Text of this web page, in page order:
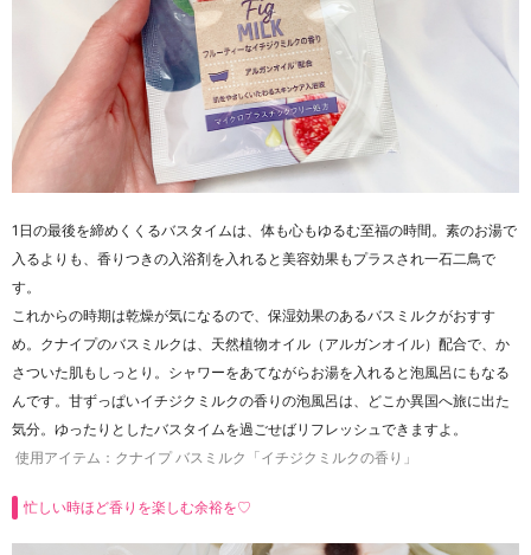
1日の最後を締めくくるバスタイムは、体も心もゆるむ至福の時間。素のお湯で
入るよりも、香りつきの入浴剤を入れると美容効果もプラスされ一石二鳥で
す。
これからの時期は乾燥が気になるので、保湿効果のあるバスミルクがおすす
め。クナイプのバスミルクは、天然植物オイル（アルガンオイル）配合で、か
さついた肌もしっとり。シャワーをあてながらお湯を入れると泡風呂にもなる
んです。甘ずっぱいイチジクミルクの香りの泡風呂は、どこか異国へ旅に出た
気分。ゆったりとしたバスタイムを過ごせばリフレッシュできますよ。
使用アイテム：クナイプ バスミルク「イチジクミルクの香り」
忙しい時ほど香りを楽しむ余裕を♡